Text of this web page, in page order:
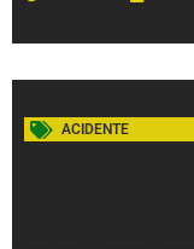
ACIDENTE